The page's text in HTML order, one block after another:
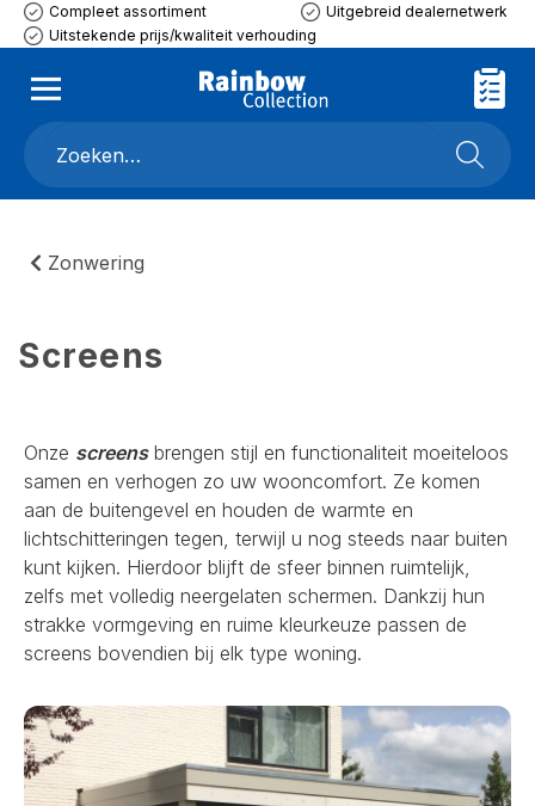
Compleet assortiment
Uitgebreid dealernetwerk
Uitstekende prijs/kwaliteit verhouding
Zonwering
Screens
Onze screensbrengen stijl en functionaliteit moeiteloos
samen en verhogen zo uw wooncomfort. Ze komen
aan de buitengevel en houden de warmte en
lichtschitteringen tegen, terwijl u nog steeds naar buiten
kunt kijken. Hierdoor blijft de sfeer binnen ruimtelijk,
zelfs met volledig neergelaten schermen. Dankzij hun
strakke vormgeving en ruime kleurkeuze passen de
screens bovendien bij elk type woning.